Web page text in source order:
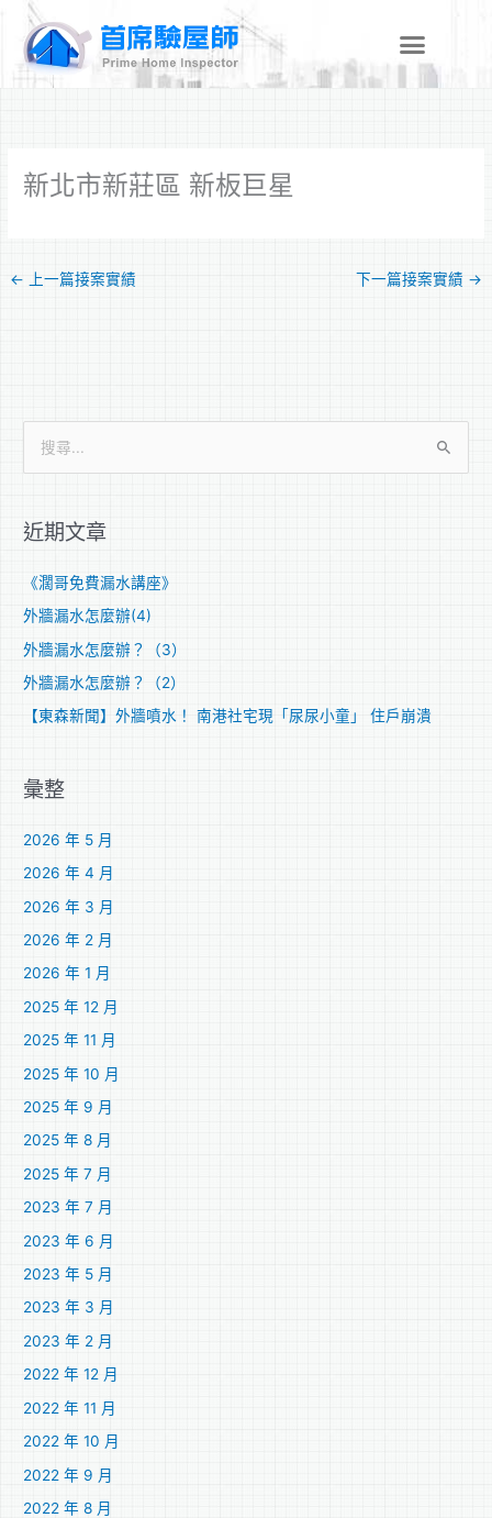
新北市新莊區 新板巨星
← 上一篇接案實績 下一篇接案實績 →
鍵
近期文章
《濶哥免費漏水講座》
外牆漏水怎麼辦(4)
外牆漏水怎麼辦？（3）
外牆漏水怎麼辦？（2）
【東森新聞】外牆噴水！ 南港社宅現「尿尿小童」 住戶崩潰
彙整
2026 年 5 月
2026 年 4 月
2026 年 3 月
2026 年 2 月
2026 年 1 月
2025 年 12 月
2025 年 11 月
2025 年 10 月
2025 年 9 月
2025 年 8 月
2025 年 7 月
2023 年 7 月
2023 年 6 月
2023 年 5 月
2023 年 3 月
2023 年 2 月
2022 年 12 月
2022 年 11 月
2022 年 10 月
2022 年 9 月
2022 年 8 月